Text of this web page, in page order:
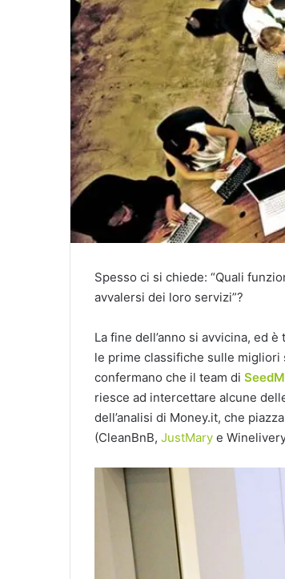
Spesso ci si chiede: “Quali
avvalersi dei loro servizi”?
La fine dell’anno si avvicina, ed
le prime classifiche sulle migliori
confermano che il team di
riesce ad intercettare alcune
dell’analisi di Money.it, che
(CleanBnB, JustMary e